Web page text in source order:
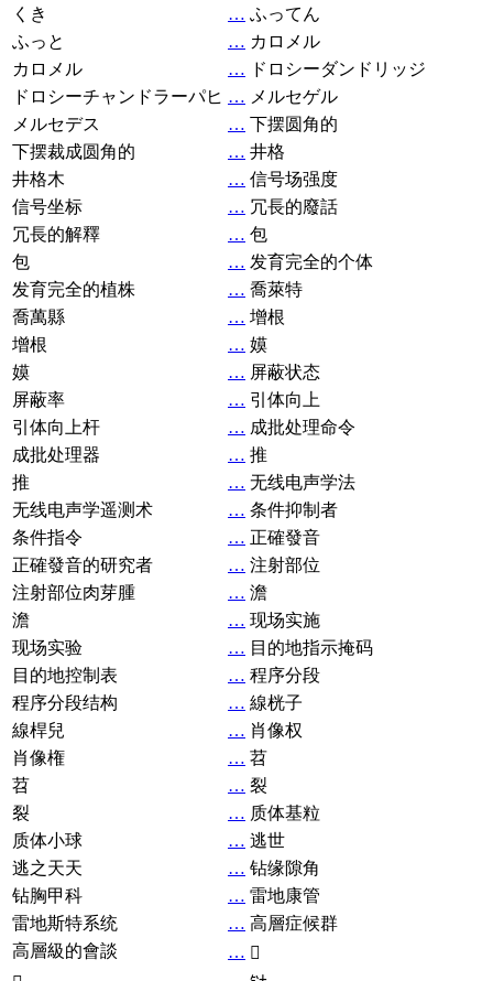
くき
… ふってん
ふっと
… カロメル
カロメル
… ドロシーダンドリッジ
ドロシーチャンドラーパヒ … メルセゲル
メルセデス
… 下摆圆角的
下摆裁成圆角的
… 井格
井格木
… 信号场强度
信号坐标
… 冗長的廢話
冗長的解釋
… 包
包
… 发育完全的个体
发育完全的植株
… 喬萊特
喬萬縣
… 增根
增根
… 嫫
嫫
… 屏蔽状态
屏蔽率
… 引体向上
引体向上杆
… 成批处理命令
成批处理器
… 推
推
… 无线电声学法
无线电声学遥测术
… 条件抑制者
条件指令
… 正確發音
正確發音的研究者
… 注射部位
注射部位肉芽腫
… 澹
澹
… 现场实施
现场实验
… 目的地指示掩码
目的地控制表
… 程序分段
程序分段结构
… 線桄子
線桿兒
… 肖像权
肖像権
… 苕
苕
… 裂
裂
… 质体基粒
质体小球
… 逃世
逃之天天
… 钻缘隙角
钻胸甲科
… 雷地康管
雷地斯特系统
… 高層症候群
高層級的會談
… 𧘞